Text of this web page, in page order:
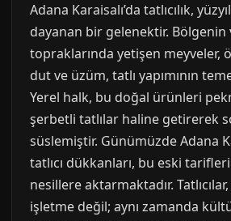
Adana Karaisalı’da tatlıcılık,
dayanan bir gelenektir. Bölgenin
topraklarında yetişen meyveler,
dut ve üzüm, tatlı yapımının
Yerel halk, bu doğal ürünleri
şerbetli tatlılar haline getirerek
süslemiştir. Günümüzde Adana
tatlıcı dükkanları, bu eski
nesillere aktarmaktadır.
işletme değil; aynı zamanda